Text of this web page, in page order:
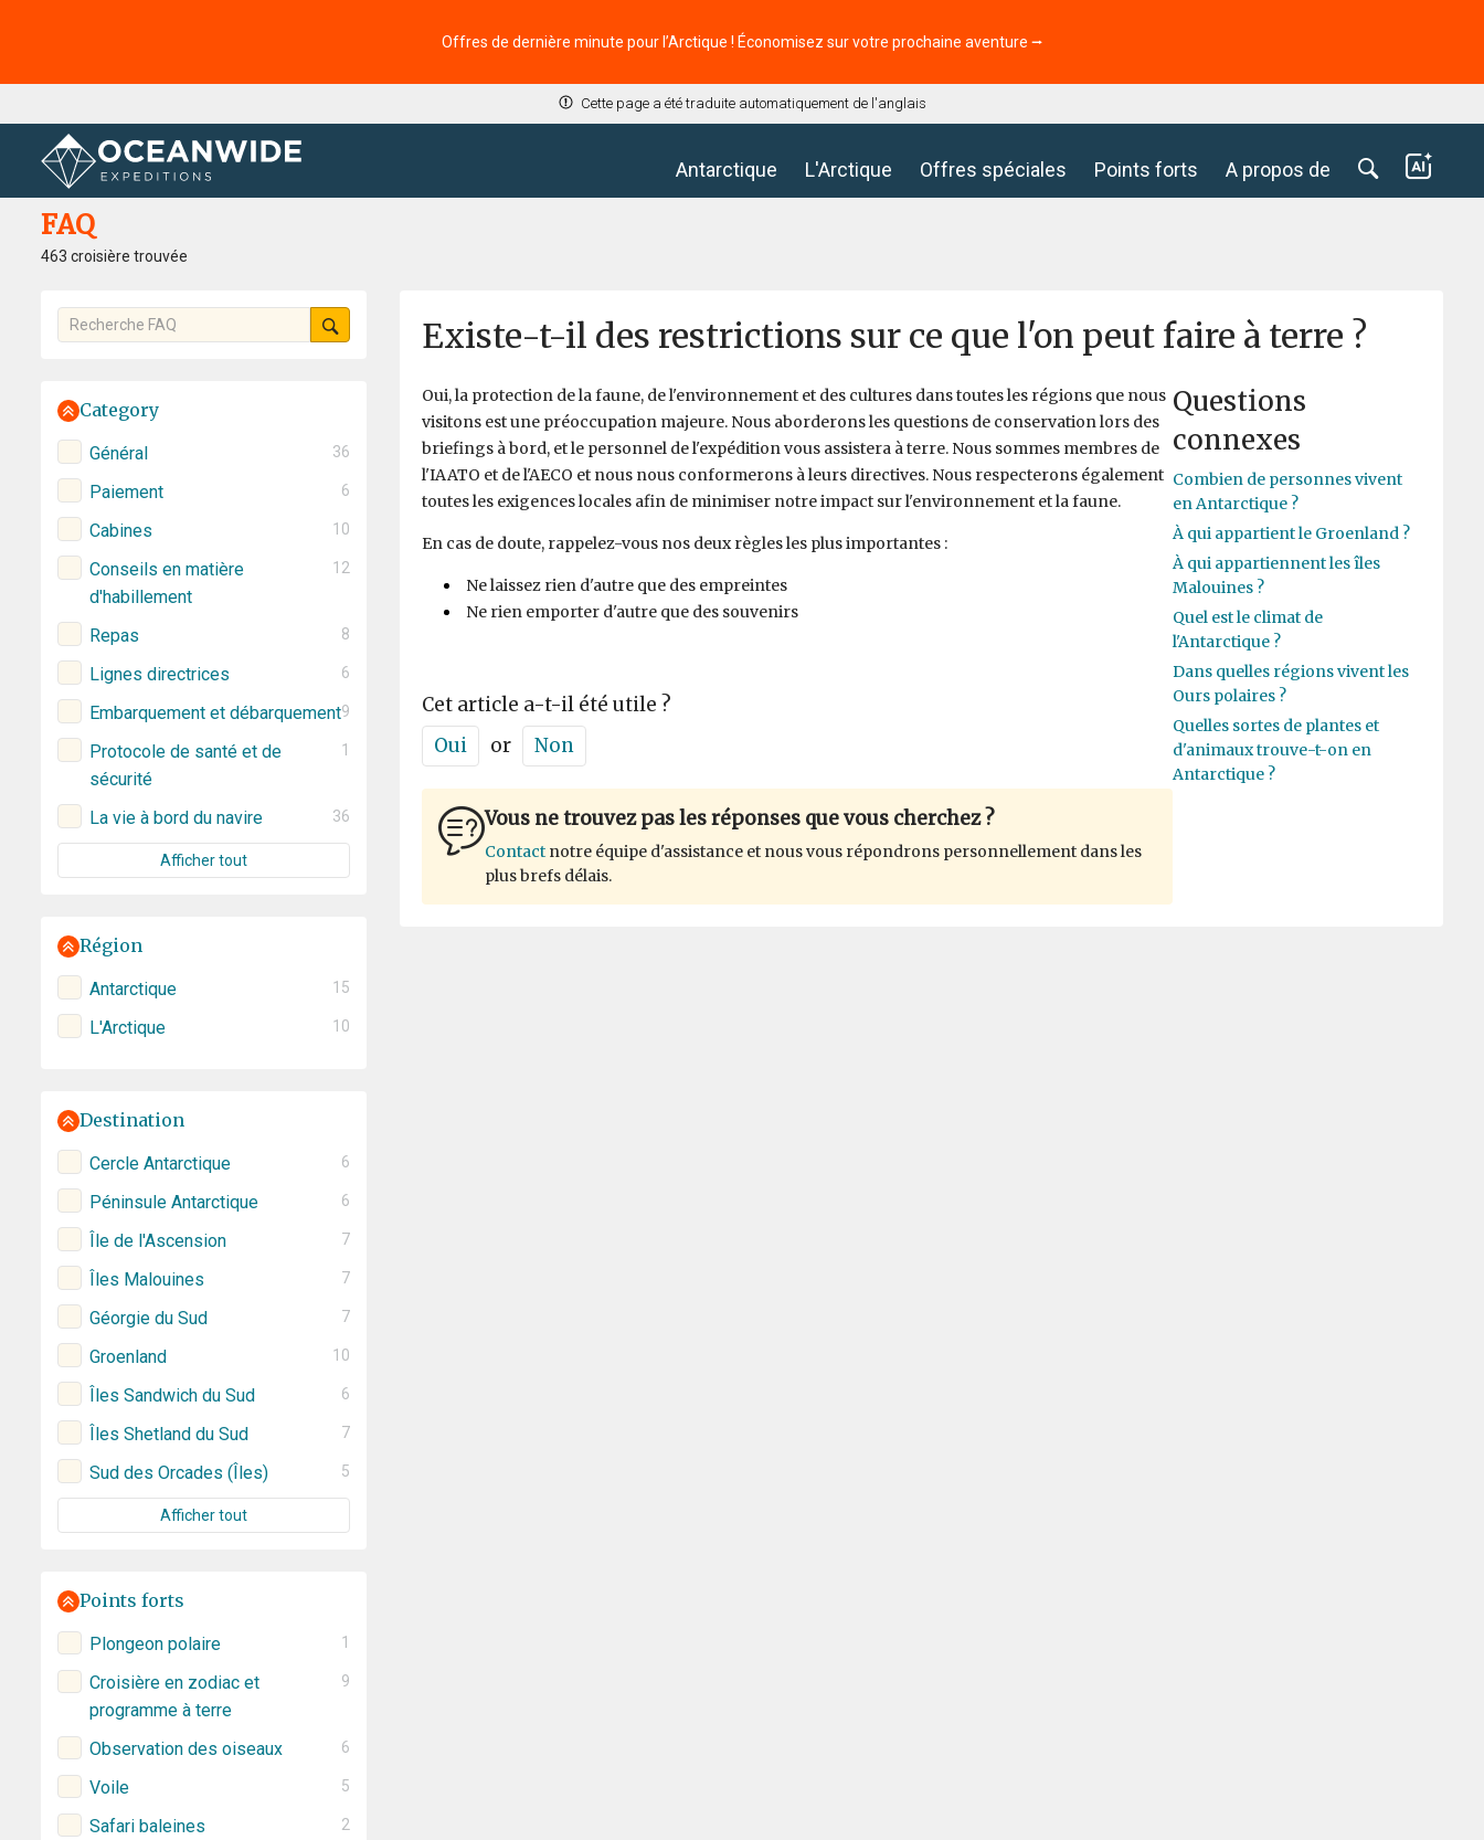
Offres de dernière minute pour l’Arctique ! Économisez sur votre prochaine aventure ⭢
Cette page a été traduite automatiquement de l'anglais
Antarctique L'Arctique Offres spéciales Points forts A propos de
Accueil FAQ
FAQ
463 croisière trouvée
Category
Général 36
Paiement 6
Cabines 10
Conseils en matière
d'habillement
12
Repas 8
Lignes directrices 6
Embarquement et débarquement9
Protocole de santé et de
sécurité
1
La vie à bord du navire 36
Afficher tout
Région
Antarctique 15
L'Arctique 10
Destination
Cercle Antarctique 6
Péninsule Antarctique 6
Île de l'Ascension 7
Îles Malouines 7
Géorgie du Sud 7
Groenland 10
Îles Sandwich du Sud 6
Îles Shetland du Sud 7
Sud des Orcades (Îles) 5
Afficher tout
Points forts
Plongeon polaire 1
Croisière en zodiac et
programme à terre
9
Observation des oiseaux 6
Voile 5
Safari baleines 2
Existe-t-il des restrictions sur ce que l'on peut faire à terre ?
Oui, la protection de la faune, de l'environnement et des cultures dans toutes les régions que nous
visitons est une préoccupation majeure. Nous aborderons les questions de conservation lors des
briefings à bord, et le personnel de l'expédition vous assistera à terre. Nous sommes membres de
l'IAATO et de l'AECO et nous nous conformerons à leurs directives. Nous respecterons également
toutes les exigences locales afin de minimiser notre impact sur l'environnement et la faune.
En cas de doute, rappelez-vous nos deux règles les plus importantes :
Ne laissez rien d'autre que des empreintes
Ne rien emporter d'autre que des souvenirs
Cet article a-t-il été utile ?
Oui
or Non
Vous ne trouvez pas les réponses que vous cherchez ?
Contact notre équipe d'assistance et nous vous répondrons personnellement dans les
plus brefs délais.
Questions
connexes
Combien de personnes vivent
en Antarctique ?
À qui appartient le Groenland ?
À qui appartiennent les îles
Malouines ?
Quel est le climat de
l'Antarctique ?
Dans quelles régions vivent les
Ours polaires ?
Quelles sortes de plantes et
d'animaux trouve-t-on en
Antarctique ?